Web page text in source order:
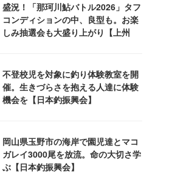
盛況！「那珂川鮎バトル2026」タフ
コンディションの中、良型も。お楽
しみ抽選会も大盛り上がり【上州
不登校児を対象に釣り体験教室を開
催。生きづらさを抱える人達に体験
機会を【日本釣振興会】
岡山県玉野市の海岸で園児達とマコ
ガレイ3000尾を放流。命の大切さ学
ぶ【日本釣振興会】